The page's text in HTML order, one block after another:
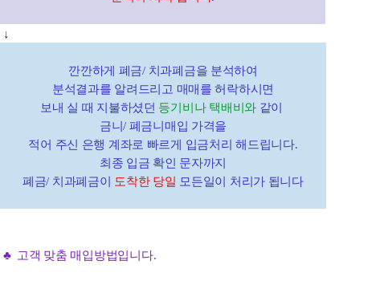
↓
깐깐하게 폐금/ 치과폐금을 분석하여
분석결과를 알려드리고 매매를 허락하시면
보내 실 때 지불하셨던 등기비나 택배비와 같이
금니/ 폐금니매입 가격을
적어 주신 은행 계좌로 빠르게 입금처리 해드립니다.
최종 입금 확인 문자까지
폐금/ 치과폐금이
도착한 당일 모든일이 처리가 됩니다
♣ 고객 맞춤 매입방법입니다.